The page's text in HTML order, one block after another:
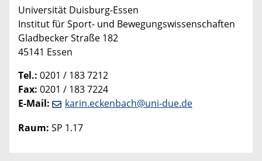
Universität Duisburg-Essen
Institut für Sport- und Bewegungswissenschaften
Gladbecker Straße 182
45141 Essen
Tel.: 0201 / 183 7212
Fax: 0201 / 183 7224
E-Mail:
karin.eckenbach@uni-due.de
Raum: SP 1.17